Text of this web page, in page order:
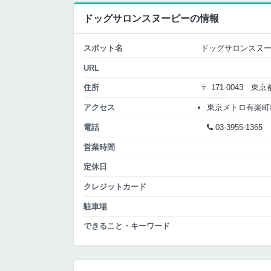
ドッグサロンスヌーピーの情報
スポット名 ドッグサロンスヌ
URL
住所 〒 171-0043 東京
アクセス 東京メトロ有楽
電話 03-3955-1365
営業時間
定休日
クレジットカード
駐車場
できること・キーワード